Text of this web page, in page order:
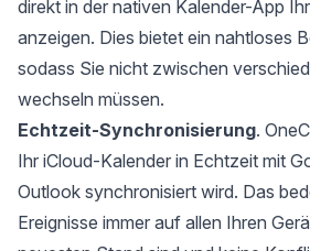
direkt in der nativen Kalender-App
anzeigen. Dies bietet ein nahtloses
sodass Sie nicht zwischen
wechseln müssen.
Echtzeit-Synchronisierung.
Ihr iCloud-Kalender in Echtzeit mit
Outlook synchronisiert wird. Das
Ereignisse immer auf allen Ihren